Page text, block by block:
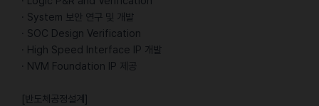
· System 보안 연구 및 개발
· SOC Design Verification
· High Speed Interface IP 개발
· NVM Foundation IP 제공
[반도체공정설계]